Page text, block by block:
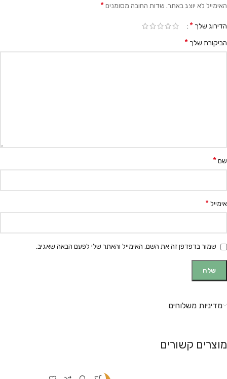
האימייל לא יוצג באתר. שדות החובה מסומנים*
הדירוג שלך *
הביקורת שלך *
שם*
אימייל*
שמור בדפדפן זה את השם, האימייל והאתר שלי לפעם הבאה שאגיב.
מדיניות משלוחים
מוצרים קשורים